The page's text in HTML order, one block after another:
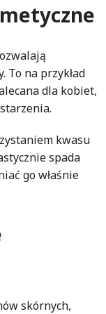
To na przykład
dla kobiet,
kwasu
spada
go właśnie
skórnych,